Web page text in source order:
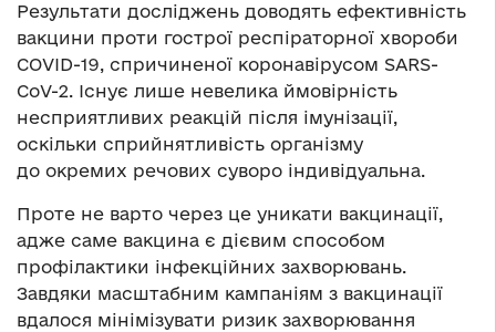
Результати досліджень доводять ефективність
вакцини проти гострої респіраторної хвороби
COVID-19, спричиненої коронавірусом SARS-
CoV-2. Існує лише невелика ймовірність
несприятливих реакцій після імунізації,
оскільки сприйнятливість організму
до окремих речових суворо індивідуальна.
Проте не варто через це уникати вакцинації,
адже саме вакцина є дієвим способом
профілактики інфекційних захворювань.
Завдяки масштабним кампаніям з вакцинації
вдалося мінімізувати ризик захворювання